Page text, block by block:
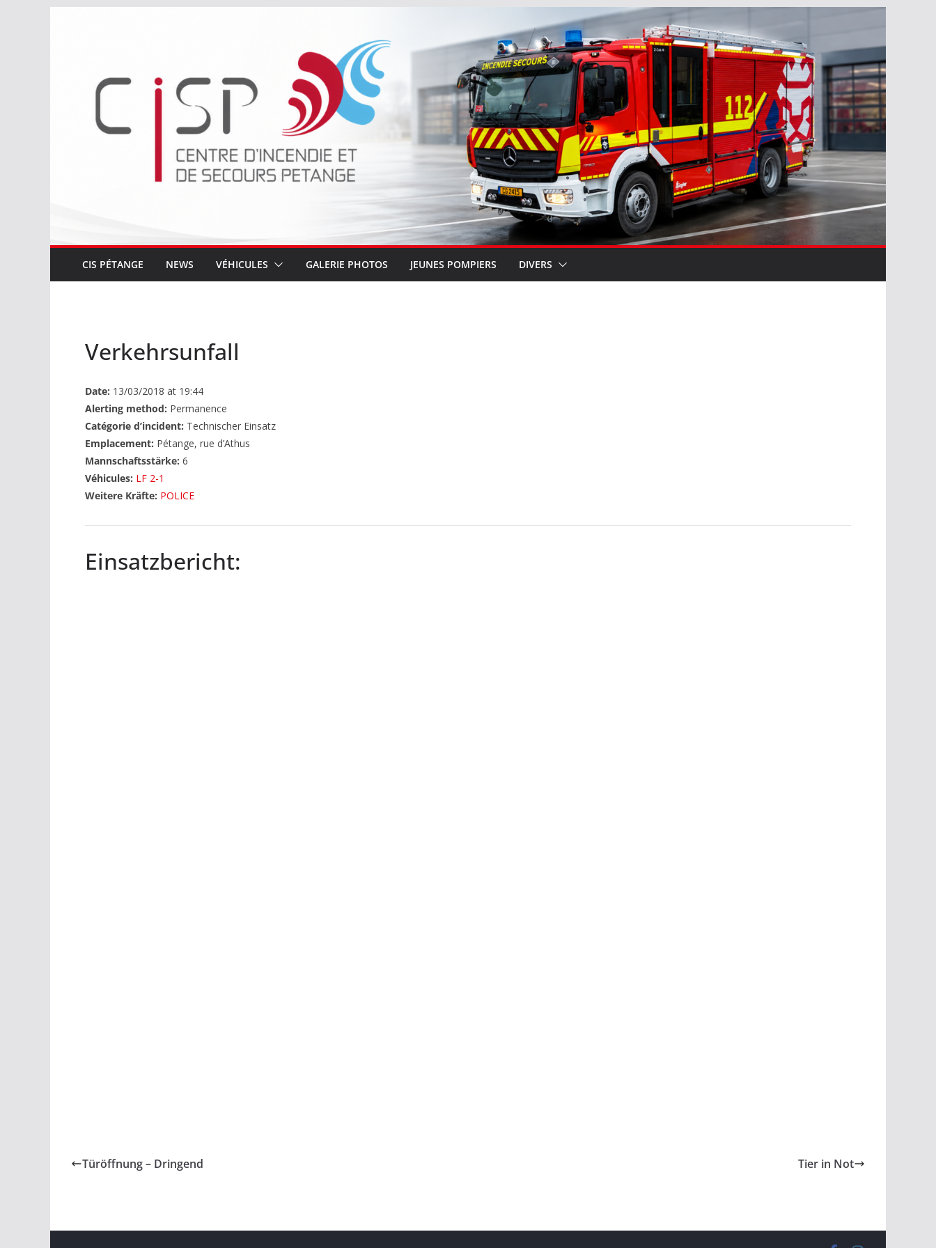
CIS PÉTANGE NEWS VÉHICULES GALERIE PHOTOS JEUNES POMPIERS DIVERS
Verkehrsunfall
Date: 13/03/2018 at 19:44
Alerting method: Permanence
Catégorie d’incident: Technischer Einsatz
Emplacement: Pétange, rue d’Athus
Mannschaftsstärke: 6
Véhicules: LF 2-1
Weitere Kräfte: POLICE
Einsatzbericht:
Türöffnung – Dringend Tier in Not